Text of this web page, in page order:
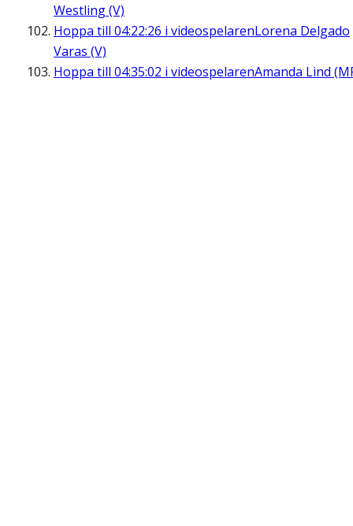
Westling (V)
Hoppa till 04:22:26 i videospelarenLorena Delgado
Varas (V)
Hoppa till 04:35:02 i videospelarenAmanda Lind